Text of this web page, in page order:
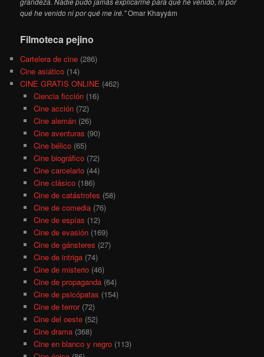
qué he venido ni por qué me iré."Omar Khayyám
Filmoteca pejino
Cartelera de cine (286)
Cine asiático (14)
CINE GRATIS ONLINE (462)
Ciencia ficción(16)
Cine acción(72)
Cine alemán(26)
Cine aventuras (90)
Cine bélico(65)
Cine biográfico(72)
Cine carcelario(44)
Cine clásico(186)
Cine de catástrofes (58)
Cine de comedia(76)
Cine de espías (12)
Cine de evasión(169)
Cine de gánsteres (27)
Cine de intriga(74)
Cine de misterio(46)
Cine de propaganda(64)
Cine de psicópatas (154)
Cine de terror(72)
Cine del oeste(52)
Cine drama(368)
Cine en blanco y negro(113)